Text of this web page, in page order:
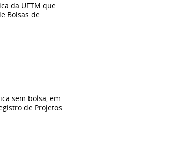
da UFTM que
Bolsas de
sem bolsa, em
de Projetos